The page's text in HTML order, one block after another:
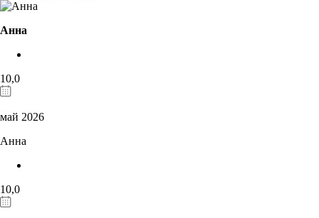
Анна
10,0
май 2026
Анна
10,0